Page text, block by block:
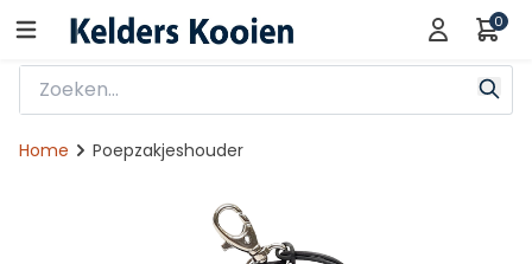
0
Home Poepzakjeshouder